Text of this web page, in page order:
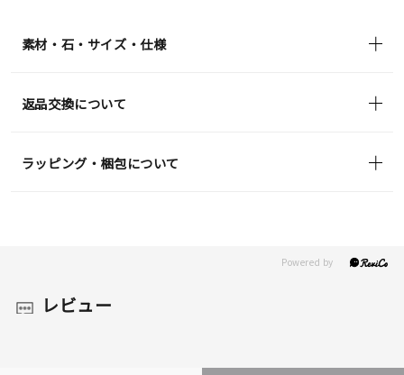
素材・石・サイズ・仕様
返品交換について
ラッピング・梱包について
レビュー